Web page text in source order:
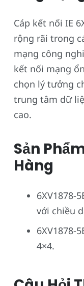
Cáp kết nối IE
rộng rãi trong
mạng công
kết nối mạng
chọn lý tưởng
trung tâm dữ
cao.
Sản
Hàng
6XV1878-
với chiều
6XV1878-
4×4.